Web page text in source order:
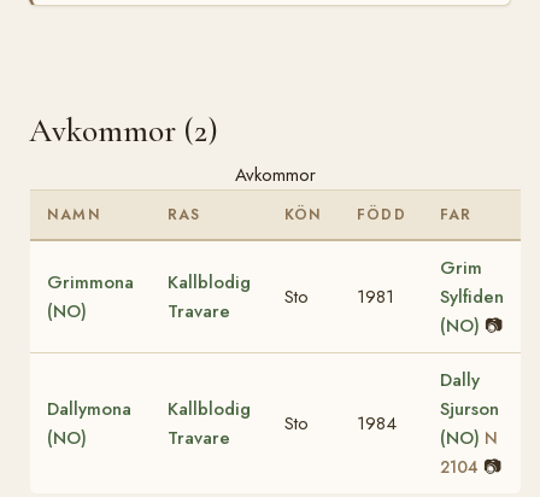
Avkommor (2)
Avkommor
NAMN RAS KÖN FÖDD FAR
Grimmona
(NO)
Kallblodig
Travare
Sto 1981
Grim
Sylfiden
(NO) 📷
Dallymona
(NO)
Kallblodig
Travare
Sto 1984
Dally
Sjurson
(NO) N
2104 📷